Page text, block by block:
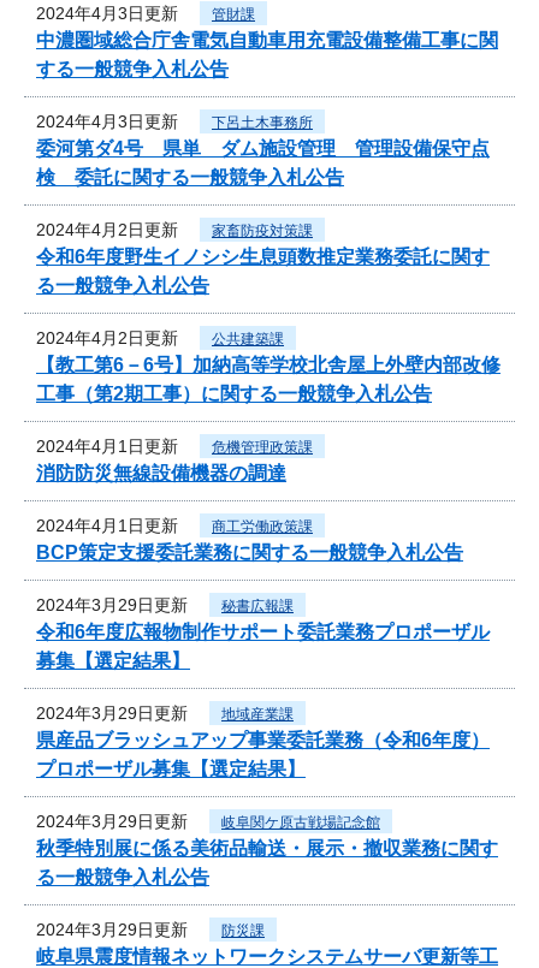
2024年4月3日更新 管財課
中濃圏域総合庁舎電気自動車用充電設備整備工事に関
する一般競争入札公告
2024年4月3日更新 下呂土木事務所
委河第ダ4号 県単 ダム施設管理 管理設備保守点
検 委託に関する一般競争入札公告
2024年4月2日更新 家畜防疫対策課
令和6年度野生イノシシ生息頭数推定業務委託に関す
る一般競争入札公告
2024年4月2日更新 公共建築課
【教工第6－6号】加納高等学校北舎屋上外壁内部改修
工事（第2期工事）に関する一般競争入札公告
2024年4月1日更新 危機管理政策課
消防防災無線設備機器の調達
2024年4月1日更新 商工労働政策課
BCP策定支援委託業務に関する一般競争入札公告
2024年3月29日更新 秘書広報課
令和6年度広報物制作サポート委託業務プロポーザル
募集【選定結果】
2024年3月29日更新 地域産業課
県産品ブラッシュアップ事業委託業務（令和6年度）
プロポーザル募集【選定結果】
2024年3月29日更新 岐阜関ケ原古戦場記念館
秋季特別展に係る美術品輸送・展示・撤収業務に関す
る一般競争入札公告
2024年3月29日更新 防災課
岐阜県震度情報ネットワークシステムサーバ更新等工